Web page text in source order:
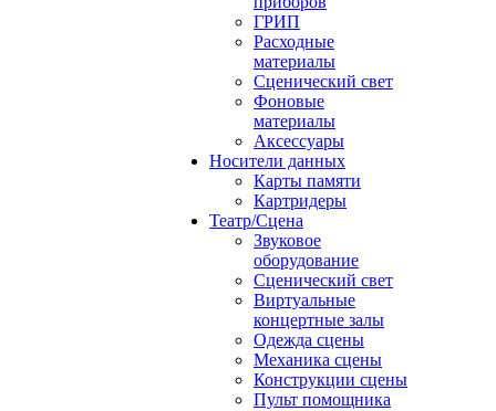
ГРИП
Расходные
материалы
Сценический свет
Фоновые
материалы
Аксессуары
Носители данных
Карты памяти
Картридеры
Театр/Сцена
Звуковое
оборудование
Сценический свет
Виртуальные
концертные залы
Одежда сцены
Механика сцены
Конструкции сцены
Пульт помощника